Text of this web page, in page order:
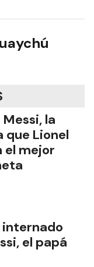
la
que Lionel
el mejor
internado
el papá